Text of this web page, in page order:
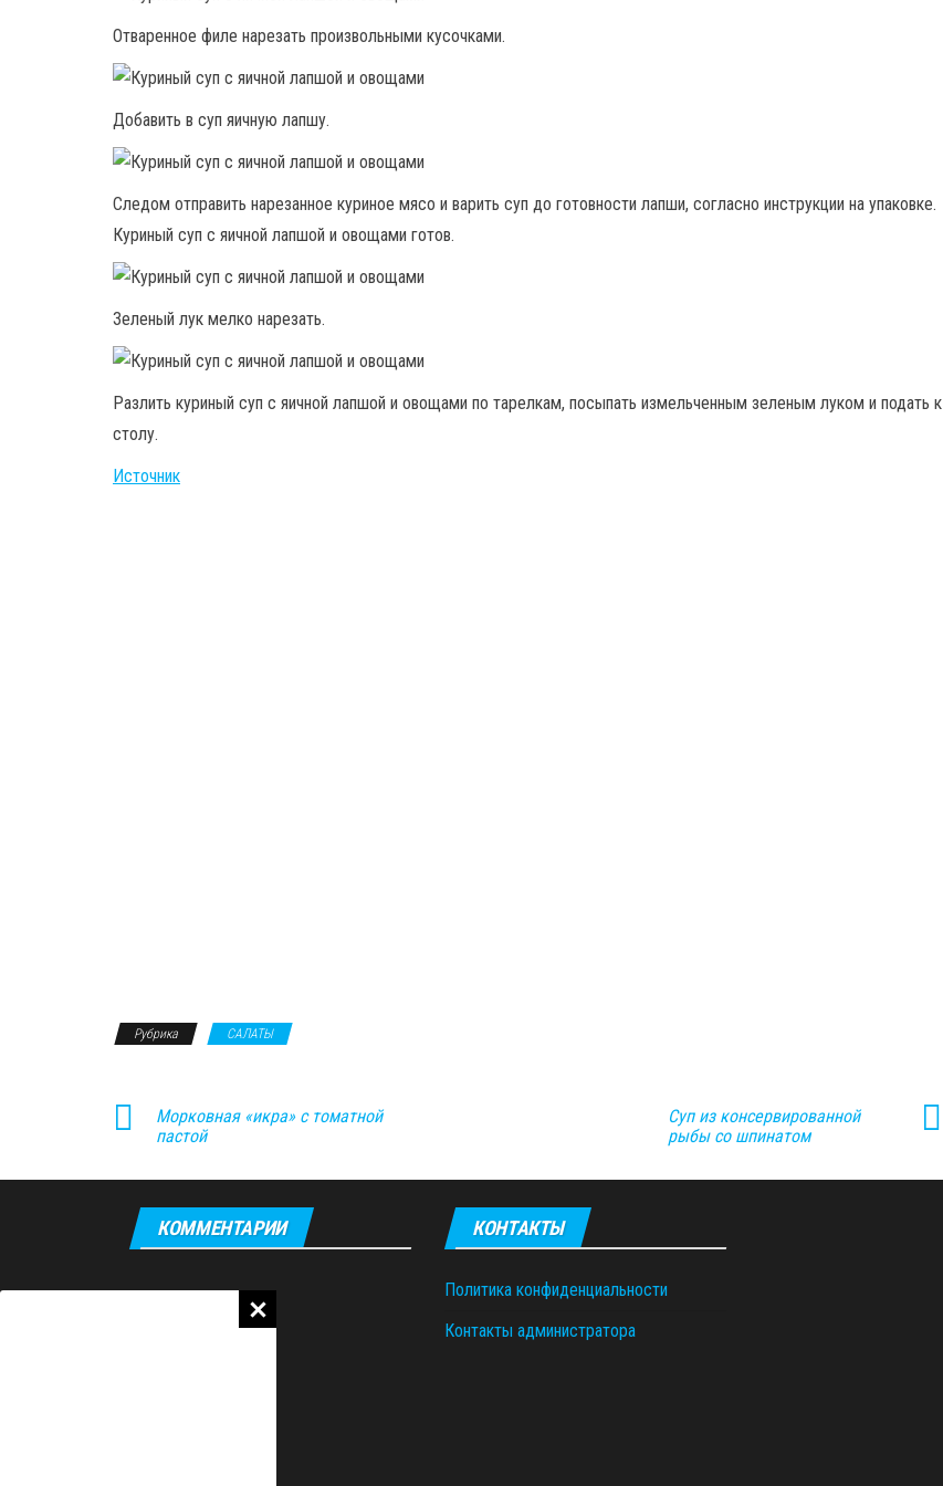
Отваренное филе нарезать произвольными кусочками.
Добавить в суп яичную лапшу.
Следом отправить нарезанное куриное мясо и варить суп до готовности лапши, согласно инструкции на упаковке.
Куриный суп с яичной лапшой и овощами готов.
Зеленый лук мелко нарезать.
Разлить куриный суп с яичной лапшой и овощами по тарелкам, посыпать измельченным зеленым луком и подать к
столу.
Источник
Рубрика САЛАТЫ
Морковная «икра» с томатной
пастой
Суп из консервированной
рыбы со шпинатом
КОММЕНТАРИИ КОНТАКТЫ
Политика конфиденциальности
Контакты администратора